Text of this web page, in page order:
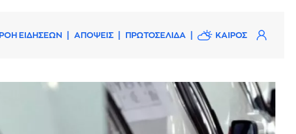
ΡΟΗ ΕΙΔΗΣΕΩΝ ΑΠΟΨΕΙΣ ΠΡΩΤΟΣΕΛΙΔΑ ΚΑΙΡΟΣ